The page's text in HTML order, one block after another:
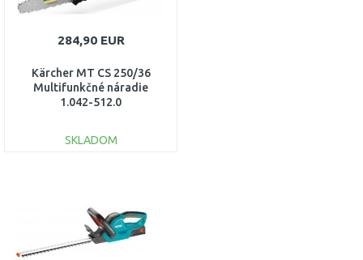
284,90 EUR
Kärcher MT CS 250/36
Multifunkčné náradie
1.042-512.0
SKLADOM